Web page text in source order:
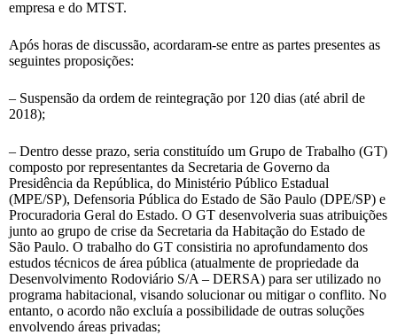
empresa e do MTST.
Após horas de discussão, acordaram-se entre as partes presentes as
seguintes proposições:
– Suspensão da ordem de reintegração por 120 dias (até abril de
2018);
– Dentro desse prazo, seria constituído um Grupo de Trabalho (GT)
composto por representantes da Secretaria de Governo da
Presidência da República, do Ministério Público Estadual
(MPE/SP), Defensoria Pública do Estado de São Paulo (DPE/SP) e
Procuradoria Geral do Estado. O GT desenvolveria suas atribuições
junto ao grupo de crise da Secretaria da Habitação do Estado de
São Paulo. O trabalho do GT consistiria no aprofundamento dos
estudos técnicos de área pública (atualmente de propriedade da
Desenvolvimento Rodoviário S/A – DERSA) para ser utilizado no
programa habitacional, visando solucionar ou mitigar o conflito. No
entanto, o acordo não excluía a possibilidade de outras soluções
envolvendo áreas privadas;